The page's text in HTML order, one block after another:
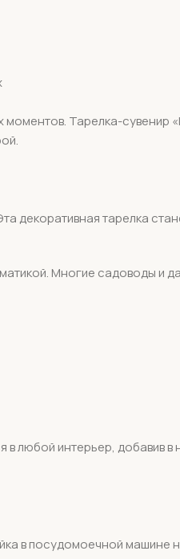
Тарелка-
декоративная тарелка
Многие садоводы и
интерьер, добавив
посудомоечной машине